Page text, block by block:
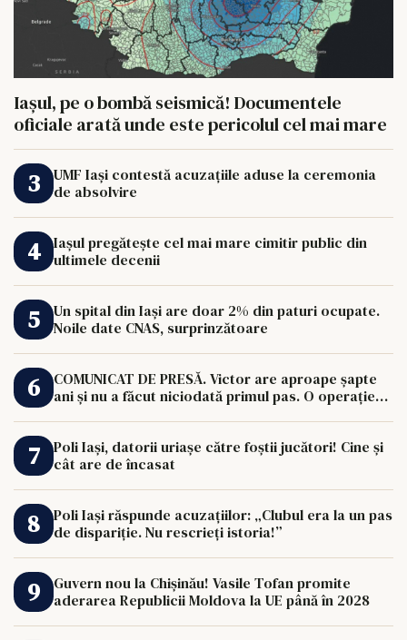
Iașul, pe o bombă seismică! Documentele
oficiale arată unde este pericolul cel mai mare
UMF Iași contestă acuzațiile aduse la ceremonia
de absolvire
Iașul pregătește cel mai mare cimitir public din
ultimele decenii
Un spital din Iași are doar 2% din paturi ocupate.
Noile date CNAS, surprinzătoare
COMUNICAT DE PRESĂ. Victor are aproape șapte
ani și nu a făcut niciodată primul pas. O operație
Poli Iași, datorii uriașe către foștii jucători! Cine și
cât are de încasat
Poli Iași răspunde acuzațiilor: „Clubul era la un pas
de dispariție. Nu rescrieți istoria!”
Guvern nou la Chișinău! Vasile Tofan promite
aderarea Republicii Moldova la UE până în 2028